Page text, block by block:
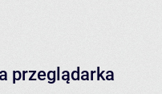
przeglądarka